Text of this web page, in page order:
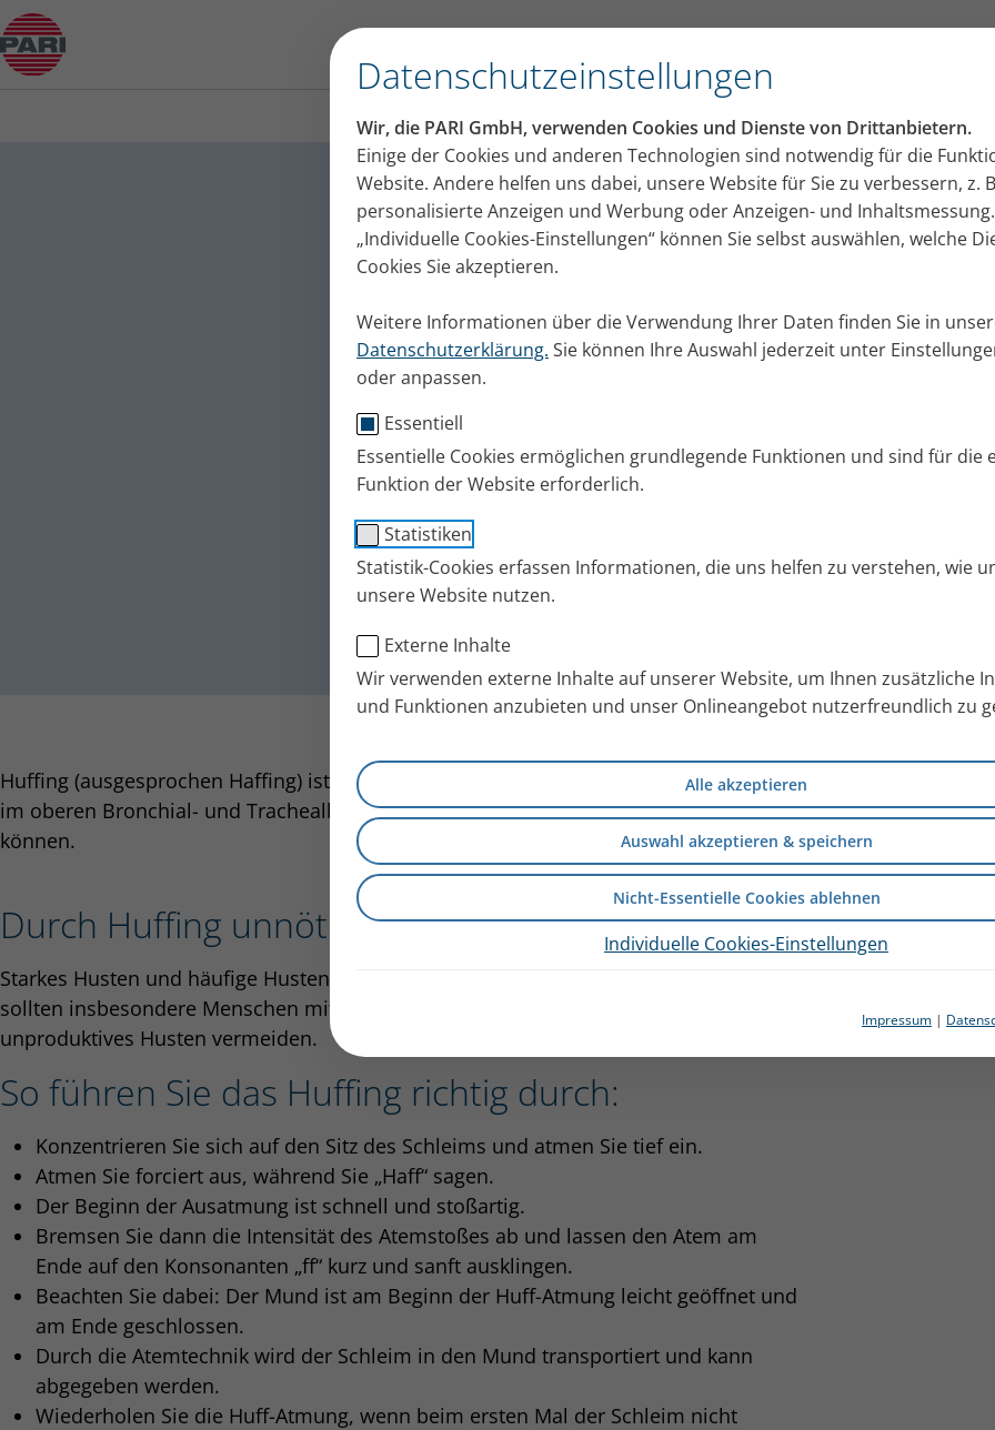
Datenschutzeinstellungen
Wir, die PARI GmbH, verwenden Cookies und Dienste von Drittanbietern.
Einige der Cookies und anderen Technologien sind notwendig für die
Website. Andere helfen uns dabei, unsere Website für Sie zu verbessern, z.
personalisierte Anzeigen und Werbung oder Anzeigen- und
„Individuelle Cookies-Einstellungen“ können Sie selbst auswählen, welche
Cookies Sie akzeptieren.
Weitere Informationen über die Verwendung Ihrer Daten finden Sie in
Datenschutzerklärung. Sie können Ihre Auswahl jederzeit unter
oder anpassen.
Essentiell
Essentielle Cookies ermöglichen grundlegende Funktionen und sind für die
Funktion der Website erforderlich.
Statistiken
Statistik-Cookies erfassen Informationen, die uns helfen zu verstehen, wie
unsere Website nutzen.
Externe Inhalte
Wir verwenden externe Inhalte auf unserer Website, um Ihnen zusätzliche
und Funktionen anzubieten und unser Onlineangebot nutzerfreundlich zu
Alle akzeptieren
Auswahl akzeptieren & speichern
Nicht-Essentielle Cookies ablehnen
Individuelle Cookies-Einstellungen
Impressum |
Huffing: Die Atemtechnik kurz erklärt
Huffing: Die Atemtechnik kurz
Huffing ist eine Atemtechnik, mit der Sie aus der Luftröhre ohne
Husten Schleim herausbefördern können. Wir erklären Ihnen, wie es
Publiziert
Do. 21. Juli 2022
Tipps + Übungen
Huffing (ausgesprochen Haffing) ist eine Atemtechnik, mit der Sie Schleim, der sich
im oberen Bronchial- und Trachealbereich (Luftröhre) befindet, heraus befördern
können.
Durch Huffing unnötiges Husten vermeiden
Starkes Husten und häufige Hustenattacken können die Lunge schädigen. Deswegen
sollten insbesondere Menschen mit chronischen Lungenerkrankungen häufiges und
unproduktives Husten vermeiden.
So führen Sie das Huffing richtig durch:
Konzentrieren Sie sich auf den Sitz des Schleims und atmen Sie tief ein.
Atmen Sie forciert aus, während Sie „Haff“ sagen.
Der Beginn der Ausatmung ist schnell und stoßartig.
Bremsen Sie dann die Intensität des Atemstoßes ab und lassen den Atem am
Ende auf den Konsonanten „ff“ kurz und sanft ausklingen.
Beachten Sie dabei: Der Mund ist am Beginn der Huff-Atmung leicht geöffnet und
am Ende geschlossen.
Durch die Atemtechnik wird der Schleim in den Mund transportiert und kann
abgegeben werden.
Wiederholen Sie die Huff-Atmung, wenn beim ersten Mal der Schleim nicht